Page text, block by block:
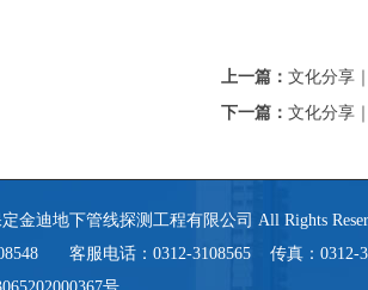
上一篇： 文化分享
下一篇： 文化分享
金迪地下管线探测工程有限公司 All Rights
客服电话：0312-3108565 传真：